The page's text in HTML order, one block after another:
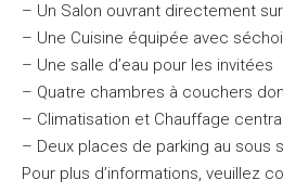
– Un Salon ouvrant directement
– Une Cuisine équipée avec
– Une salle d’eau pour les invitées
– Quatre chambres à couchers
– Climatisation et Chauffage
– Deux places de parking au sous
Pour plus d’informations, veuillez